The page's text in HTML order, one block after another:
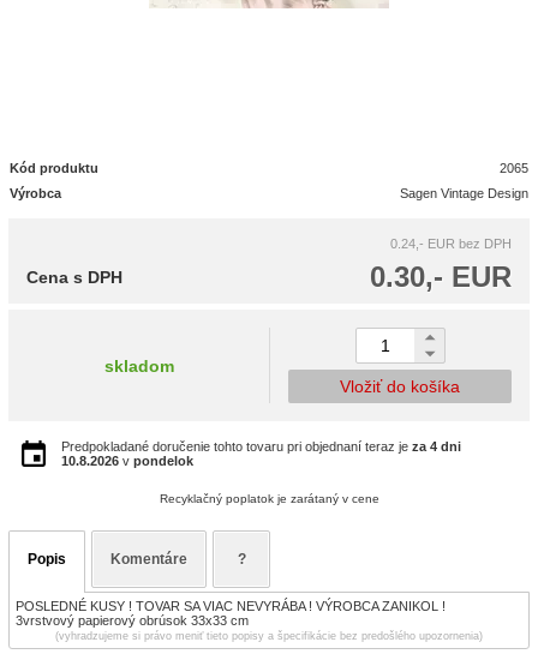
Kód produktu
2065
Výrobca
Sagen Vintage Design
0.24,- EUR bez DPH
0.30,- EUR
Cena s DPH
skladom
Vložiť do košíka
Predpokladané doručenie tohto tovaru pri objednaní teraz je za 4 dni
10.8.2026 v pondelok
Recyklačný poplatok je zarátaný v cene
Popis Komentáre ?
POSLEDNÉ KUSY ! TOVAR SA VIAC NEVYRÁBA ! VÝROBCA ZANIKOL !
3vrstvový papierový obrúsok 33x33 cm
(vyhradzujeme si právo meniť tieto popisy a špecifikácie bez predošlého upozornenia)